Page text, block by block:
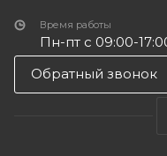
Время работы
Пн-пт с 09:00-
Обратный звонок